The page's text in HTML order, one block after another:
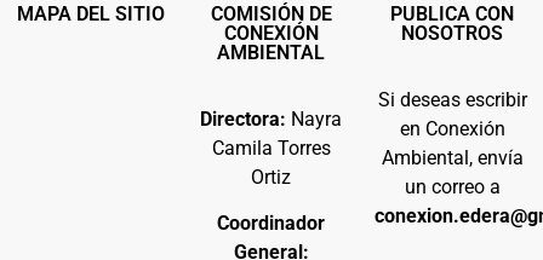
MAPA DEL SITIO
COMISIÓN DE
CONEXIÓN
AMBIENTAL
Directora: Nayra
Camila Torres
Ortiz
Coordinador
General:
PUBLICA CON
NOSOTROS
Si deseas escribir
en Conexión
Ambiental, envía
un correo a